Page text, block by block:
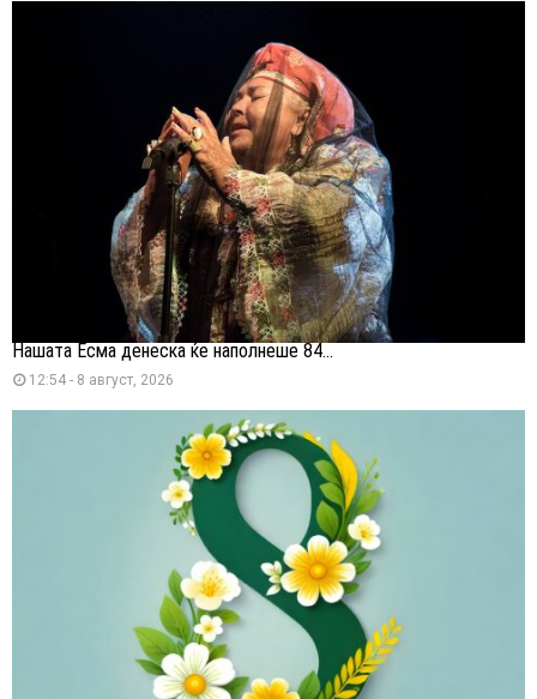
Нашата Есма денеска ќе наполнеше 84...
12:54 - 8 август, 2026